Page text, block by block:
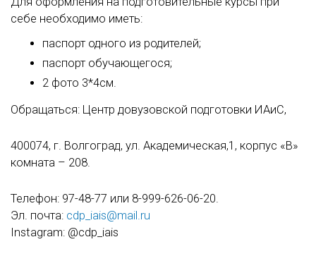
себе необходимо иметь:
паспорт одного из родителей;
паспорт обучающегося;
2 фото 3*4см.
Обращаться: Центр довузовской подготовки ИАиС,
400074, г. Волгоград, ул. Академическая,1, корпус «В»
комната – 208.
Телефон: 97-48-77 или 8-999-626-06-20.
Эл. почта: cdp_iais@mail.ru
Instagram: @cdp_iais